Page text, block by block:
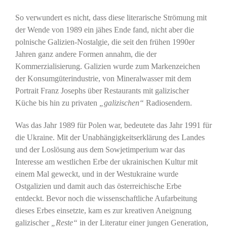
So verwundert es nicht, dass diese literarische Strömung mit
der Wende von 1989 ein jähes Ende fand, nicht aber die
polnische Galizien-Nostalgie, die seit den frühen 1990er
Jahren ganz andere Formen annahm, die der
Kommerzialisierung. Galizien wurde zum Markenzeichen
der Konsumgüterindustrie, von Mineralwasser mit dem
Portrait Franz Josephs über Restaurants mit galizischer
Küche bis hin zu privaten
„galizischen“ Radiosendern.
Was das Jahr 1989 für Polen war, bedeutete das Jahr 1991 für
die Ukraine. Mit der Unabhängigkeitserklärung des Landes
und der Loslösung aus dem Sowjetimperium war das
Interesse am westlichen Erbe der ukrainischen Kultur mit
einem Mal geweckt, und in der Westukraine wurde
Ostgalizien und damit auch das österreichische Erbe
entdeckt. Bevor noch die wissenschaftliche Aufarbeitung
dieses Erbes einsetzte, kam es zur kreativen Aneignung
galizischer
„Reste“ in der Literatur einer jungen Generation,